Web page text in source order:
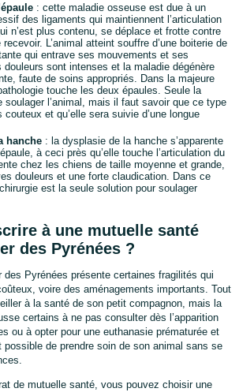
: cette maladie osseuse est due à un
des ligaments qui maintiennent l’articulation
n’est plus contenu, se déplace et frotte contre
L’animal atteint souffre d’une boiterie de
qui entrave ses mouvements et ses
douleurs sont intenses et la maladie dégénère
faute de soins appropriés. Dans la majeure
touche les deux épaules. Seule la
soulager l’animal, mais il faut savoir que ce type
couteux et qu’elle sera suivie d’une longue
hanche : la dysplasie de la hanche s’apparente
à ceci près qu’elle touche l’articulation du
chez les chiens de taille moyenne et grande,
douleurs et une forte claudication. Dans ce
est la seule solution pour soulager
à une mutuelle santé
des Pyrénées ?
des Pyrénées présente certaines fragilités qui
voire des aménagements importants. Tout
à la santé de son petit compagnon, mais la
certains à ne pas consulter dès l’apparition
ou à opter pour une euthanasie prématurée et
de prendre soin de son animal sans se
de mutuelle santé, vous pouvez choisir une